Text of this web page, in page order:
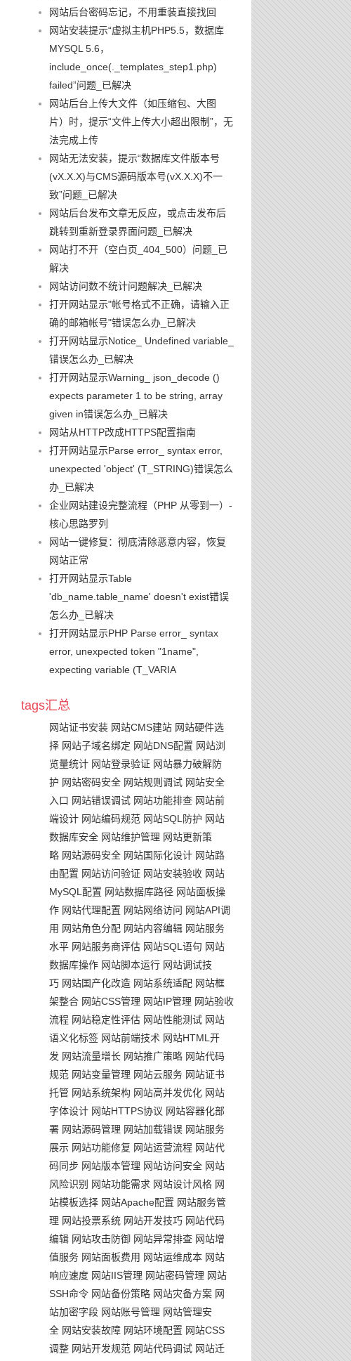
网站后台密码忘记，不用重装直接找回
网站安装提示“虚拟主机PHP5.5，数据库
MYSQL 5.6，
include_once(._templates_step1.php)
failed”问题_已解决
网站后台上传大文件（如压缩包、大图
片）时，提示“文件上传大小超出限制”，无
法完成上传
网站无法安装，提示“数据库文件版本号
(vX.X.X)与CMS源码版本号(vX.X.X)不一
致”问题_已解决
网站后台发布文章无反应，或点击发布后
跳转到重新登录界面问题_已解决
网站打不开（空白页_404_500）问题_已
解决
网站访问数不统计问题解决_已解决
打开网站显示"帐号格式不正确，请输入正
确的邮箱帐号"错误怎么办_已解决
打开网站显示Notice_ Undefined variable_
错误怎么办_已解决
打开网站显示Warning_ json_decode ()
expects parameter 1 to be string, array
given in错误怎么办_已解决
网站从HTTP改成HTTPS配置指南
打开网站显示Parse error_ syntax error,
unexpected 'object' (T_STRING)错误怎么
办_已解决
企业网站建设完整流程（PHP 从零到一）-
核心思路罗列
网站一键修复：彻底清除恶意内容，恢复
网站正常
打开网站显示Table
'db_name.table_name' doesn't exist错误
怎么办_已解决
打开网站显示PHP Parse error_ syntax
error, unexpected token "1name",
expecting variable (T_VARIA
tags汇总
网站证书安装 网站CMS建站 网站硬件选
择 网站子域名绑定 网站DNS配置 网站浏
览量统计 网站登录验证 网站暴力破解防
护 网站密码安全 网站规则调试 网站安全
入口 网站错误调试 网站功能排查 网站前
端设计 网站编码规范 网站SQL防护 网站
数据库安全 网站维护管理 网站更新策
略 网站源码安全 网站国际化设计 网站路
由配置 网站访问验证 网站安装验收 网站
MySQL配置 网站数据库路径 网站面板操
作 网站代理配置 网站网络访问 网站API调
用 网站角色分配 网站内容编辑 网站服务
水平 网站服务商评估 网站SQL语句 网站
数据库操作 网站脚本运行 网站调试技
巧 网站国产化改造 网站系统适配 网站框
架整合 网站CSS管理 网站IP管理 网站验收
流程 网站稳定性评估 网站性能测试 网站
语义化标签 网站前端技术 网站HTML开
发 网站流量增长 网站推广策略 网站代码
规范 网站变量管理 网站云服务 网站证书
托管 网站系统架构 网站高并发优化 网站
字体设计 网站HTTPS协议 网站容器化部
署 网站源码管理 网站加载错误 网站服务
展示 网站功能修复 网站运营流程 网站代
码同步 网站版本管理 网站访问安全 网站
风险识别
网站功能需求 网站设计风格 网
站模板选择 网站Apache配置 网站服务管
理 网站投票系统 网站开发技巧 网站代码
编辑 网站攻击防御 网站异常排查 网站增
值服务 网站面板费用 网站运维成本 网站
响应速度 网站IIS管理 网站密码管理 网站
SSH命令 网站备份策略 网站灾备方案 网
站加密字段 网站账号管理 网站管理安
全 网站安装故障 网站环境配置 网站CSS
调整 网站开发规范 网站代码调试 网站迁